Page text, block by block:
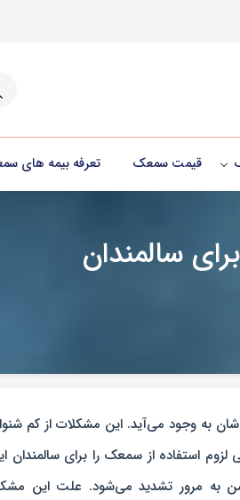
قیمت سمعک تعرفه بیمه های
سالمندان
در شنوایی‌شان به وجود می‌آید. این مشکلات از کم‌
استفاده از سمعک را برای سالمندان
سن به مرور تشدید می‌شود. علت این